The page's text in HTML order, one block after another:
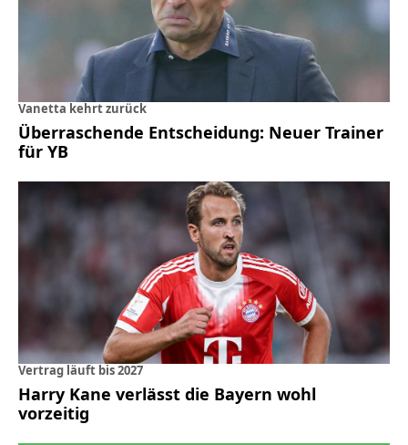
Vanetta kehrt zurück
Überraschende Entscheidung: Neuer Trainer
für YB
Vertrag läuft bis 2027
Harry Kane verlässt die Bayern wohl
vorzeitig